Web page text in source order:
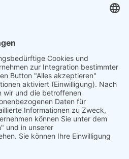
Linkedin
YouTube